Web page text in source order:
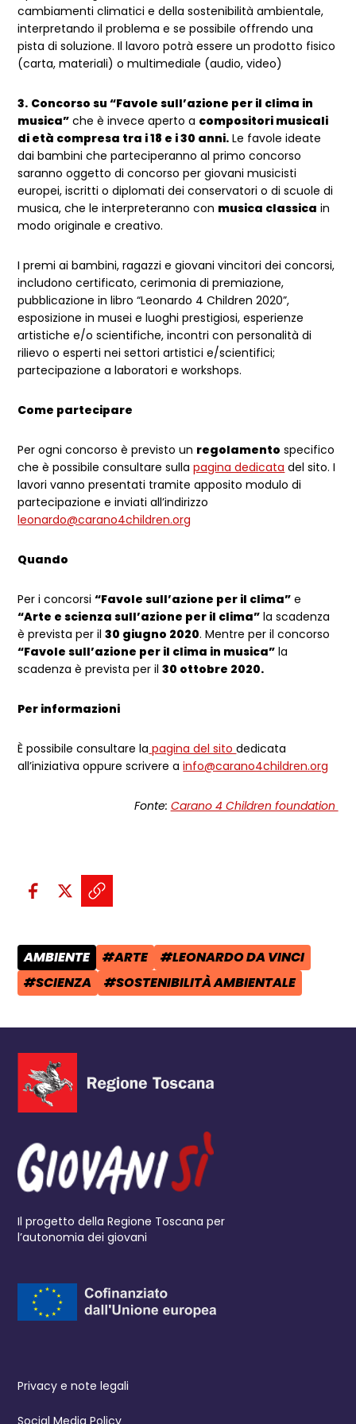
cambiamenti climatici e della sostenibilità ambientale,
interpretando il problema e se possibile offrendo una
pista di soluzione. Il lavoro potrà essere un prodotto fisico
(carta, materiali) o multimediale (audio, video)
3. Concorso su “Favole sull’azione per il clima in
musica” che è invece aperto a compositori musicali
di età compresa tra i 18 e i 30 anni. Le favole ideate
dai bambini che parteciperanno al primo concorso
saranno oggetto di concorso per giovani musicisti
europei, iscritti o diplomati dei conservatori o di scuole di
musica, che le interpreteranno con musica classica in
modo originale e creativo.
I premi ai bambini, ragazzi e giovani vincitori dei concorsi,
includono certificato, cerimonia di premiazione,
pubblicazione in libro “Leonardo 4 Children 2020”,
esposizione in musei e luoghi prestigiosi, esperienze
artistiche e/o scientifiche, incontri con personalità di
rilievo o esperti nei settori artistici e/scientifici;
partecipazione a laboratori e workshops.
Come partecipare
Per ogni concorso è previsto un regolamento specifico
che è possibile consultare sullapagina dedicata del sito. I
lavori vanno presentati tramite apposito modulo di
partecipazione e inviati all’indirizzo
leonardo@carano4children.org
Quando
Per i concorsi“Favole sull’azione per il clima” e
“Arte e scienza sull’azione per il clima” la scadenza
è prevista per il30 giugno 2020. Mentre per il concorso
“Favole sull’azione per il clima in musica” la
scadenza è prevista per il30 ottobre 2020.
Per informazioni
È possibile consultare la pagina del sitodedicata
all’iniziativa oppure scrivere ainfo@carano4children.org
Fonte: Carano 4 Children foundation
Condividi sui social:
Condividi su Facebook - apre
Condividi su X - apre una
Copia il link e condividi -
CATEGORIA POST:
AMBIENTE TAG:
#ARTE TAG:
#LEONARDO DA VINCI
TAG:
#SCIENZA TAG:
#SOSTENIBILITÀ AMBIENTALE
Il progetto della Regione Toscana per
l’autonomia dei giovani
Privacy e note legali